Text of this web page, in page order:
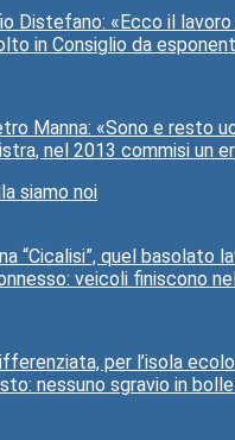
Distefano: «Ecco il lavoro
in Consiglio da
Manna: «Sono e resto
nel 2013 commisi un
siamo noi
“Cicalisi”, quel basolato
veicoli finiscono
per l’isola
nessuno sgravio in